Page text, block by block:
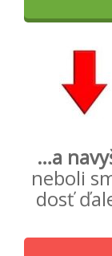
…a
neboli
dosť